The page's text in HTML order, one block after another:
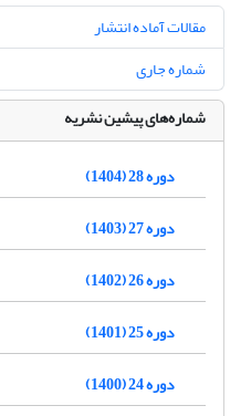
مقالات آماده انتشار
شماره جاری
شماره‌های پیشین نشریه
دوره 28 (1404)
دوره 27 (1403)
دوره 26 (1402)
دوره 25 (1401)
دوره 24 (1400)